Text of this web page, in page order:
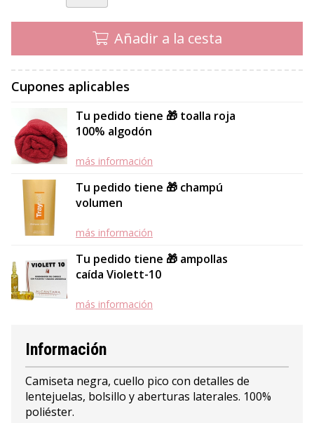
Añadir a la cesta
Cupones aplicables
Tu pedido tiene 🎁 toalla roja
100% algodón
más información
Tu pedido tiene 🎁 champú
volumen
más información
Tu pedido tiene 🎁 ampollas
caída Violett-10
más información
Información
Camiseta negra, cuello pico con detalles de
lentejuelas, bolsillo y aberturas laterales. 100%
poliéster.